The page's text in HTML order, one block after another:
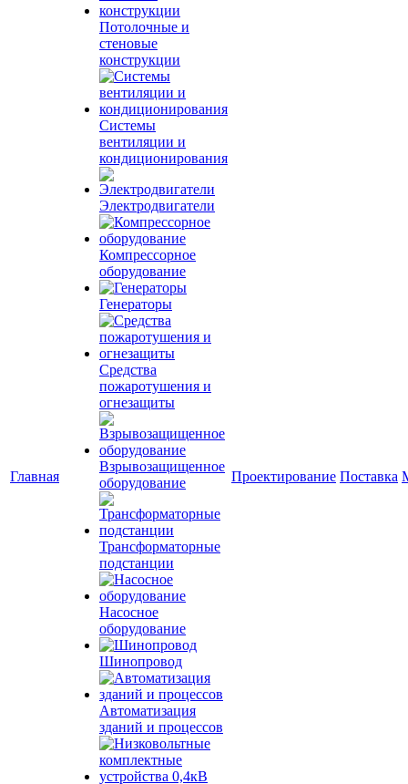
Главная
Потолочные и
стеновые
конструкции
Системы
вентиляции и
кондиционирования
Электродвигатели
Компрессорное
оборудование
Генераторы
Средства
пожаротушения и
огнезащиты
Взрывозащищенное
оборудование
Трансформаторные
подстанции
Насосное
оборудование
Шинопровод
Автоматизация
зданий и процессов
Проектирование Поставка